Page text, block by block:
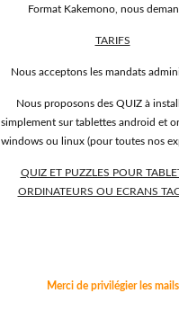
Format Kakemono, nous
TARIFS
Nous acceptons les mandats
Nous proposons des QUIZ à
simplement sur tablettes android et
windows ou linux (pour toutes nos
QUIZ ET PUZZLES POUR
ORDINATEURS OU ECRANS
Merci de privilégier les mails